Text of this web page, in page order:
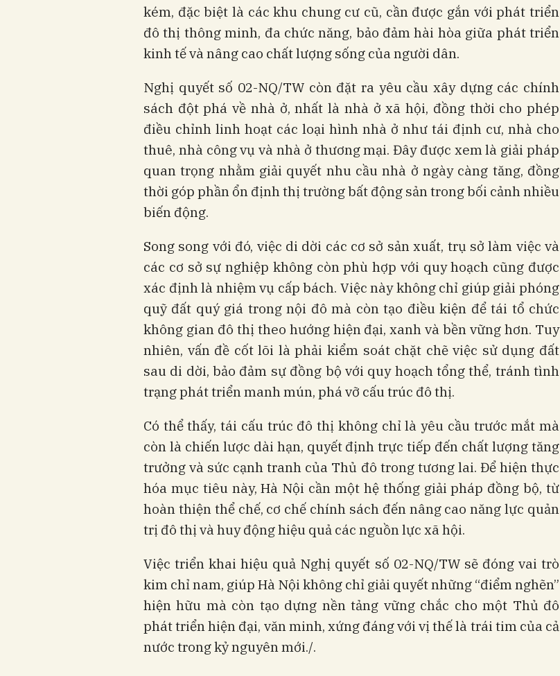
kém, đặc biệt là các khu chung cư cũ, cần được gắn với phát triển
đô thị thông minh, đa chức năng, bảo đảm hài hòa giữa phát triển
kinh tế và nâng cao chất lượng sống của người dân.
Nghị quyết số 02-NQ/TW còn đặt ra yêu cầu xây dựng các chính
sách đột phá về nhà ở, nhất là nhà ở xã hội, đồng thời cho phép
điều chỉnh linh hoạt các loại hình nhà ở như tái định cư, nhà cho
thuê, nhà công vụ và nhà ở thương mại. Đây được xem là giải pháp
quan trọng nhằm giải quyết nhu cầu nhà ở ngày càng tăng, đồng
thời góp phần ổn định thị trường bất động sản trong bối cảnh nhiều
biến động.
Song song với đó, việc di dời các cơ sở sản xuất, trụ sở làm việc và
các cơ sở sự nghiệp không còn phù hợp với quy hoạch cũng được
xác định là nhiệm vụ cấp bách. Việc này không chỉ giúp giải phóng
quỹ đất quý giá trong nội đô mà còn tạo điều kiện để tái tổ chức
không gian đô thị theo hướng hiện đại, xanh và bền vững hơn. Tuy
nhiên, vấn đề cốt lõi là phải kiểm soát chặt chẽ việc sử dụng đất
sau di dời, bảo đảm sự đồng bộ với quy hoạch tổng thể, tránh tình
trạng phát triển manh mún, phá vỡ cấu trúc đô thị.
Có thể thấy, tái cấu trúc đô thị không chỉ là yêu cầu trước mắt mà
còn là chiến lược dài hạn, quyết định trực tiếp đến chất lượng tăng
trưởng và sức cạnh tranh của Thủ đô trong tương lai. Để hiện thực
hóa mục tiêu này, Hà Nội cần một hệ thống giải pháp đồng bộ, từ
hoàn thiện thể chế, cơ chế chính sách đến nâng cao năng lực quản
trị đô thị và huy động hiệu quả các nguồn lực xã hội.
Việc triển khai hiệu quả Nghị quyết số 02-NQ/TW sẽ đóng vai trò
kim chỉ nam, giúp Hà Nội không chỉ giải quyết những “điểm nghẽn”
hiện hữu mà còn tạo dựng nền tảng vững chắc cho một Thủ đô
phát triển hiện đại, văn minh, xứng đáng với vị thế là trái tim của cả
nước trong kỷ nguyên mới./.